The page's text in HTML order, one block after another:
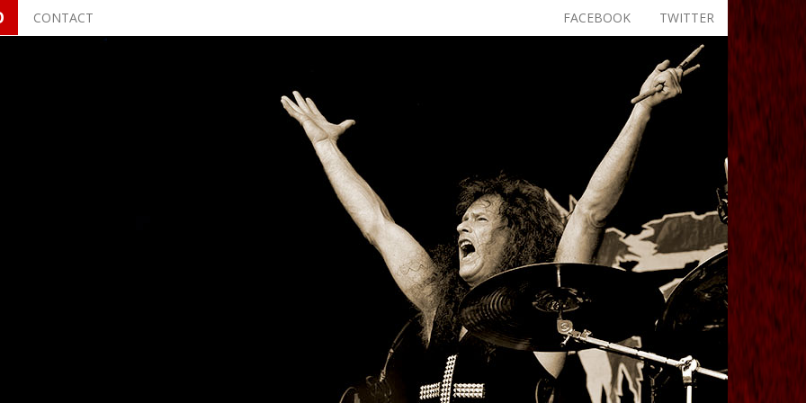
CONTACT TWITTER
FACEBOOK